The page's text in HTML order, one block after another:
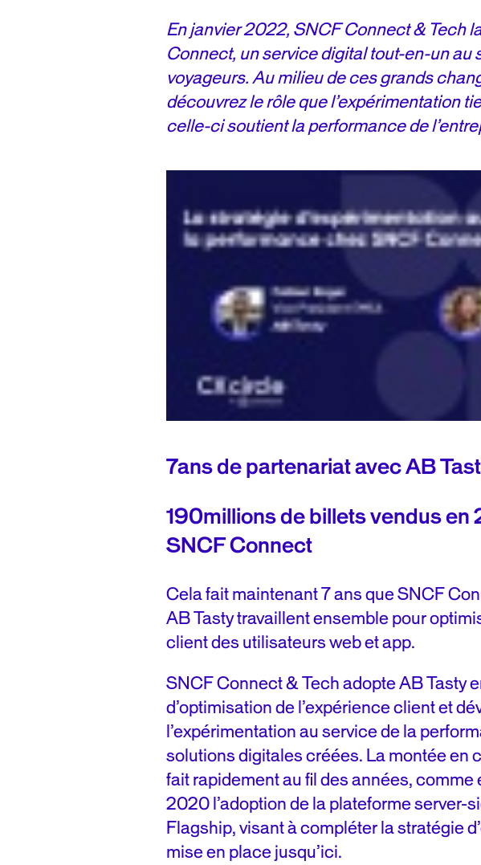
En janvier 2022, SNCF Connect & Tech
Connect, un service digital tout-en-un au
voyageurs. Au milieu de ces grands
découvrez le rôle que l’expérimentation
celle-ci soutient la performance de
7ans de partenariat avec AB
190millions de billets vendus en
SNCF Connect
Cela fait maintenant 7 ans que SNCF
AB Tasty travaillent ensemble pour
client des utilisateurs web et app.
SNCF Connect & Tech adopte AB Tasty
d’optimisation de l’expérience client et
l’expérimentation au service de la
solutions digitales créées. La montée en
fait rapidement au fil des années, comme
2020 l’adoption de la plateforme server-
Flagship, visant à compléter la stratégie
mise en place jusqu’ici.